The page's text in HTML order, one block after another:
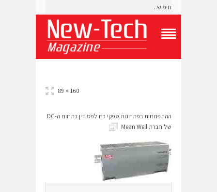
g
i
g
t
i
o
n
M
160 × 89
ההתפתחות בפתרונות ספקי כח לפס דין בתחום ה-DC
של חברת Mean Well